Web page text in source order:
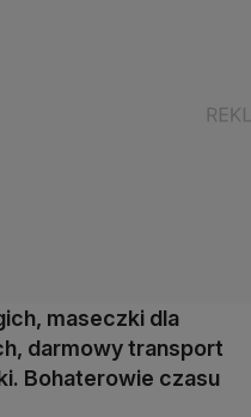
maseczki dla
darmowy transport
Bohaterowie czasu